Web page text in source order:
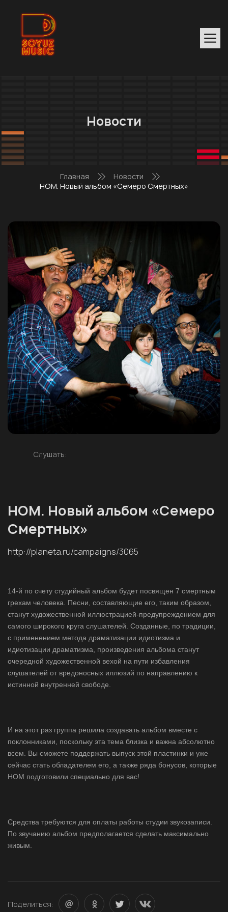
Новости
Главная
Новости
НОМ. Новый альбом «Семеро Смертных»
Слушать:
НОМ. Новый альбом «Семеро
Смертных»
http://planeta.ru/campaigns/3065
14-й по счету студийный альбом будет посвящен 7 смертным
грехам человека. Песни, составляющие его, таким образом,
станут художественной иллюстрацией-предупреждением для
самого широкого круга слушателей. Созданные, по традиции,
с применением метода драматизации идиотизма и
идиотизации драматизма, произведения альбома станут
очередной художественной вехой на пути избавления
слушателей от вредоносных иллюзий по направлению к
истинной внутренней свободе.
И на этот раз группа решила создавать альбом вместе с
поклонниками, поскольку эта тема близка и важна абсолютно
всем. Вы сможете поддержать выпуск этой пластинки и уже
сейчас стать обладателем его, а также ряда бонусов, которые
НОМ подготовили специально для вас!
Средства требуются для оплаты работы студии звукозаписи.
По звучанию альбом предполагается сделать максимально
живым.
Поделиться: